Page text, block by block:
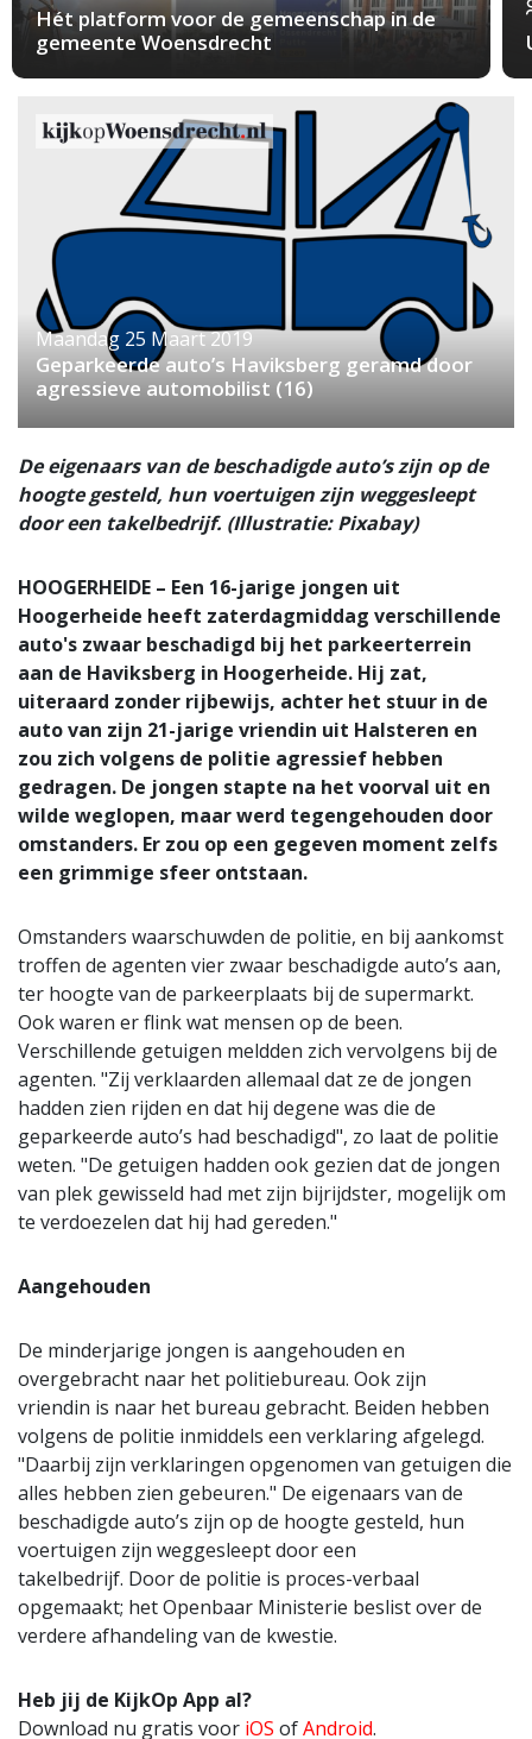
Hét platform voor de gemeenschap in de
gemeente Woensdrecht
Maandag 25 Maart 2019
Geparkeerde auto’s Haviksberg geramd door
agressieve automobilist (16)
De eigenaars van de beschadigde auto’s zijn op de
hoogte gesteld, hun voertuigen zijn weggesleept
door een takelbedrijf. (Illustratie: Pixabay)
HOOGERHEIDE – Een 16-jarige jongen uit
Hoogerheide heeft zaterdagmiddag verschillende
auto's zwaar beschadigd bij het parkeerterrein
aan de Haviksberg in Hoogerheide. Hij zat,
uiteraard zonder rijbewijs, achter het stuur in de
auto van zijn 21-jarige vriendin uit Halsteren en
zou zich volgens de politie agressief hebben
gedragen. De jongen stapte na het voorval uit en
wilde weglopen, maar werd tegengehouden door
omstanders. Er zou op een gegeven moment zelfs
een grimmige sfeer ontstaan.
Omstanders waarschuwden de politie, en bij aankomst
troffen de agenten vier zwaar beschadigde auto’s aan,
ter hoogte van de parkeerplaats bij de supermarkt.
Ook waren er flink wat mensen op de been.
Verschillende getuigen meldden zich vervolgens bij de
agenten. "Zij verklaarden allemaal dat ze de jongen
hadden zien rijden en dat hij degene was die de
geparkeerde auto’s had beschadigd", zo laat de politie
weten. "De getuigen hadden ook gezien dat de jongen
van plek gewisseld had met zijn bijrijdster, mogelijk om
te verdoezelen dat hij had gereden."
Aangehouden
De minderjarige jongen is aangehouden en
overgebracht naar het politiebureau. Ook zijn
vriendin is naar het bureau gebracht. Beiden hebben
volgens de politie inmiddels een verklaring afgelegd.
"Daarbij zijn verklaringen opgenomen van getuigen die
alles hebben zien gebeuren." De eigenaars van de
beschadigde auto’s zijn op de hoogte gesteld, hun
voertuigen zijn weggesleept door een
takelbedrijf. Door de politie is proces-verbaal
opgemaakt; het Openbaar Ministerie beslist over de
verdere afhandeling van de kwestie.
Heb jij de KijkOp App al?
Download nu gratis voor iOS ofAndroid.